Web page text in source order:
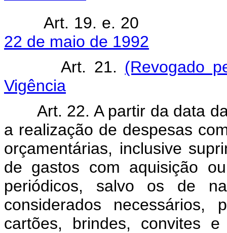
Art. 19. e.
22 de maio de 1992
Art. 21. (Revogado
Vigência
Art. 22. A partir da data da
a realização de despesas
orçamentárias, inclusive
de gastos com aquisição
periódicos, salvo os de
considerados
cartões, brindes, convites